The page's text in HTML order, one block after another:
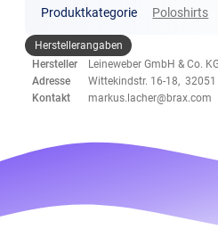
Produktkategorie Poloshirts
Herstellerangaben
Hersteller
Leineweber GmbH & Co.
Adresse
Wittekindstr. 16-18,
Kontakt
markus.lacher@brax.com